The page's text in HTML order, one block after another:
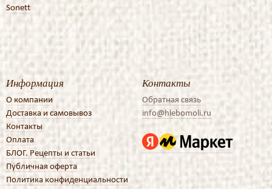
Sonett
Информация
О компании
Доставка и самовывоз
Контакты
Оплата
БЛОГ. Рецепты и статьи
Публичная оферта
Политика конфиденциальности
Контакты
Обратная связь
info@hlebomoli.ru